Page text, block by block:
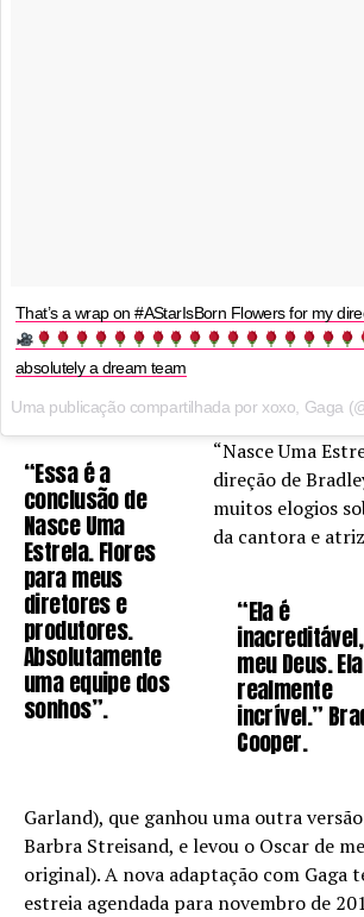
That’s a wrap on #AStarIsBorn Flowers for my
absolutely a dream team
Uma publicação compartilhada por xoxo, Gaga
“Essa é a
conclusão de
Nasce Uma
Estrela. Flores
para meus
diretores e
produtores.
Absolutamente
uma equipe dos
sonhos”.
“Nasce Uma
direção de
muitos elogios
da cantora e
“Ela é
inacreditável,
meu Deus.
realmente
incrível.”
Cooper.
Garland), que ganhou uma outra
Barbra Streisand, e levou o Oscar de
original). A nova adaptação com Gaga
estreia agendada para novembro de